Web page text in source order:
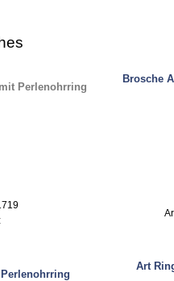
Perlenohrring
Brosche
Art